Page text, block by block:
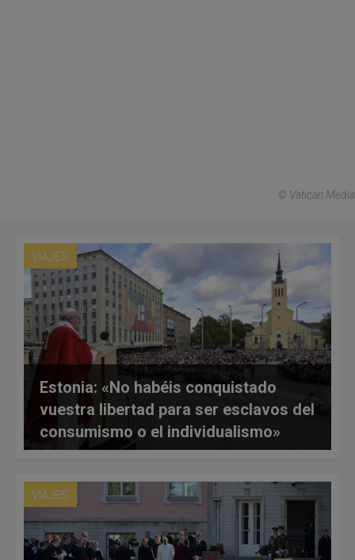
© Vatican Media
VIAJES
Estonia: «No habéis conquistado
vuestra libertad para ser esclavos del
consumismo o el individualismo»
VIAJES